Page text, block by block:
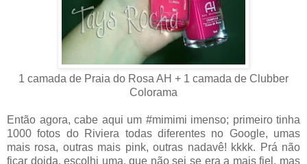
1 camada de Praia do Rosa AH + 1 camada de Clubber
Colorama
Então agora, cabe aqui um #mimimi imenso; primeiro tinha
1000 fotos do Riviera todas diferentes no Google, umas
mais rosa, outras mais pink, outras nadavê! kkkk. Prá não
ficar doida, escolhi uma, que não sei se era a mais fiel, mas